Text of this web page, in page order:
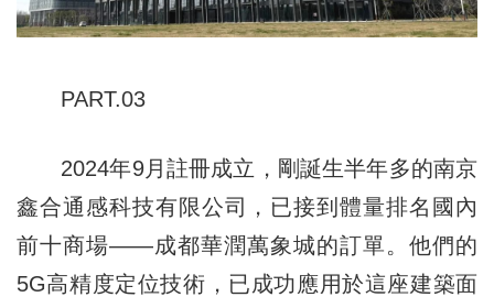
PART.03
2024年9月註冊成立，剛誕生半年多的南京
鑫合通感科技有限公司，已接到體量排名國內
前十商場——成都華潤萬象城的訂單。他們的
5G高精度定位技術，已成功應用於這座建築面